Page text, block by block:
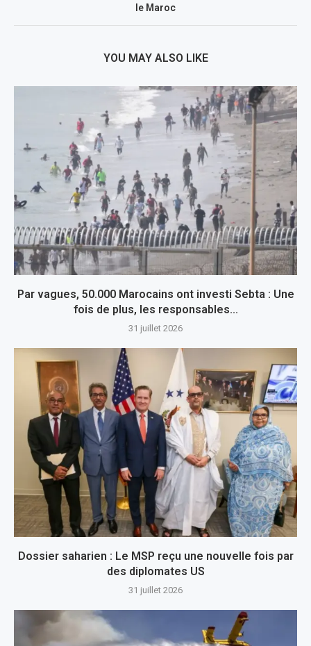
le Maroc
YOU MAY ALSO LIKE
Par vagues, 50.000 Marocains ont investi Sebta : Une
fois de plus, les responsables...
31 juillet 2026
Dossier saharien : Le MSP reçu une nouvelle fois par
des diplomates US
31 juillet 2026